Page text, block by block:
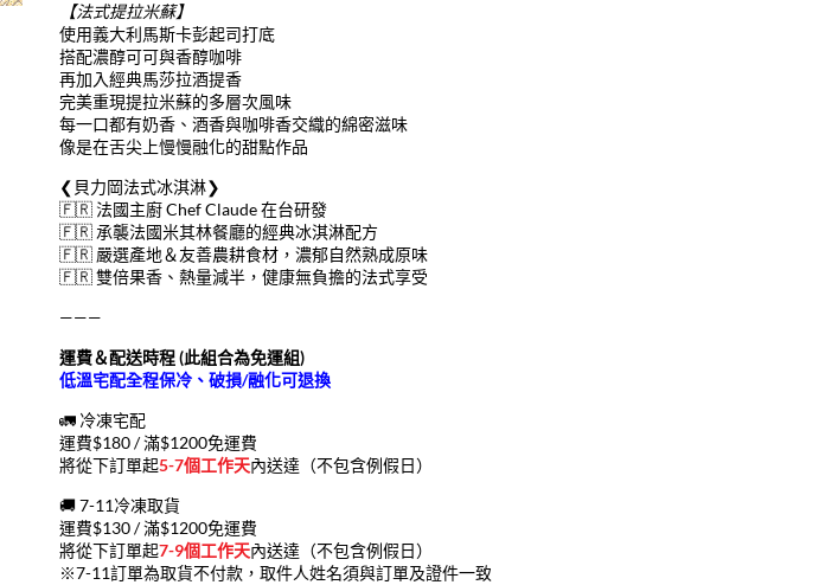
【法式提拉米蘇】
使用義大利馬斯卡彭起司打底
搭配濃醇可可與香醇咖啡
再加入經典馬莎拉酒提香
完美重現提拉米蘇的多層次風味
每一口都有奶香、酒香與咖啡香交織的綿密滋味
像是在舌尖上慢慢融化的甜點作品
❮貝力岡法式冰淇淋❯
🇫🇷 法國主廚 Chef Claude 在台研發
🇫🇷 承襲法國米其林餐廳的經典冰淇淋配方
🇫🇷 嚴選產地＆友善農耕食材，濃郁自然熟成原味
🇫🇷 雙倍果香、熱量減半，健康無負擔的法式享受
———
運費＆配送時程 (此組合為免運組)
低溫宅配全程保冷、破損/融化可退換
🚛 冷凍宅配
運費$180 / 滿$1200免運費
將從下訂單起5-7個工作天內送達（不包含例假日）
🚚 7-11冷凍取貨
運費$130 / 滿$1200免運費
將從下訂單起7-9個工作天內送達（不包含例假日）
※7-11訂單為取貨不付款，取件人姓名須與訂單及證件一致